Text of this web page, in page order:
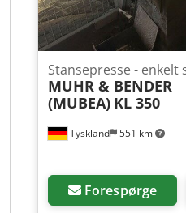
Tyskland 551 km
Stansepresse - enkelt
MUHR & BENDER
(MUBEA) KL 350
Forespørge